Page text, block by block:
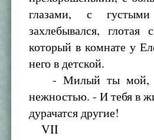
глазами, с
захлебывался,
который в комнате у
него в детской.
- Милый ты мой, -
нежностью. - И тебя в
дурачатся другие!
VII